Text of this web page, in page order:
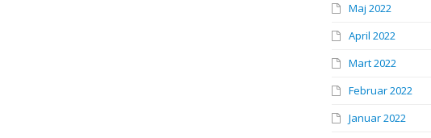
Maj 2022
April 2022
Mart 2022
Februar 2022
Januar 2022